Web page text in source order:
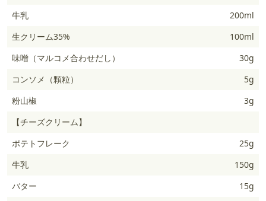
牛乳
200ml
生クリーム35%
100ml
味噌（マルコメ合わせだし）
30g
コンソメ（顆粒）
5g
粉山椒
3g
【チーズクリーム】
ポテトフレーク
25g
牛乳
150g
バター
15g